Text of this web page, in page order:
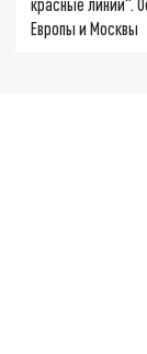
Европы и Москвы